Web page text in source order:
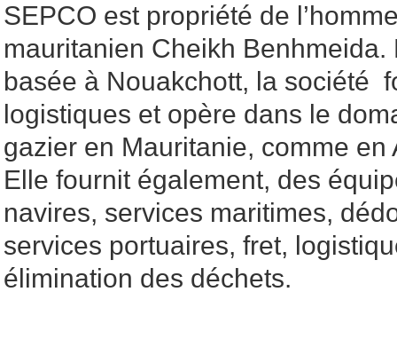
SEPCO est propriété de
mauritanien Cheikh Benhmeida.
basée à Nouakchott, la société
logistiques et opère dans le
gazier en Mauritanie, comme en
Elle fournit également, des
navires, services maritimes,
services portuaires, fret,
élimination des déchets.